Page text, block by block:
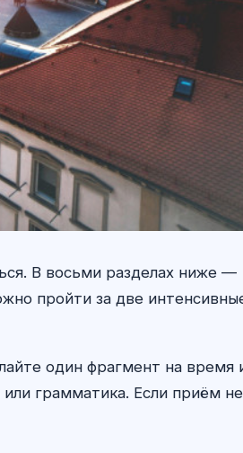
В восьми разделах ниже —
пройти за две
один фрагмент на время
грамматика. Если приём